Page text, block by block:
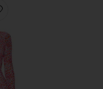
MIRZA ドレス